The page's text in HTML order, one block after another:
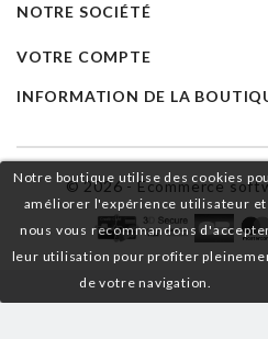
Notre boutique utilise des cookies
améliorer l'expérience utilisateur et
nous vous recommandons
leur utilisation pour profiter
de votre navigation.
NOTRE SOCIÉTÉ
VOTRE COMPTE
INFORMATION DE LA
© 2026 - Ecommerce